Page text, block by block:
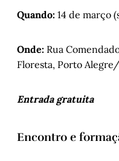
Quando: 14 de março
Onde: Rua
Floresta, Porto
Entrada gratuita
Encontro e